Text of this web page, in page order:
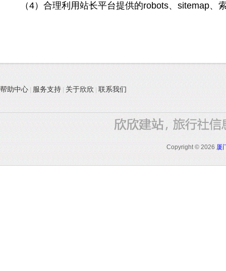
（4）合理利用站长平台提供的robots、sitemap
帮助中心 服务支持 关于欣欣 联系我们
Copyright© 2026 厦